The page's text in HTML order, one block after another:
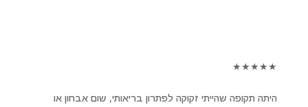
★
★
★
★
★
היתה תקופה שהייתי זקוקה לפתרון בריאותי, שום אבחון או